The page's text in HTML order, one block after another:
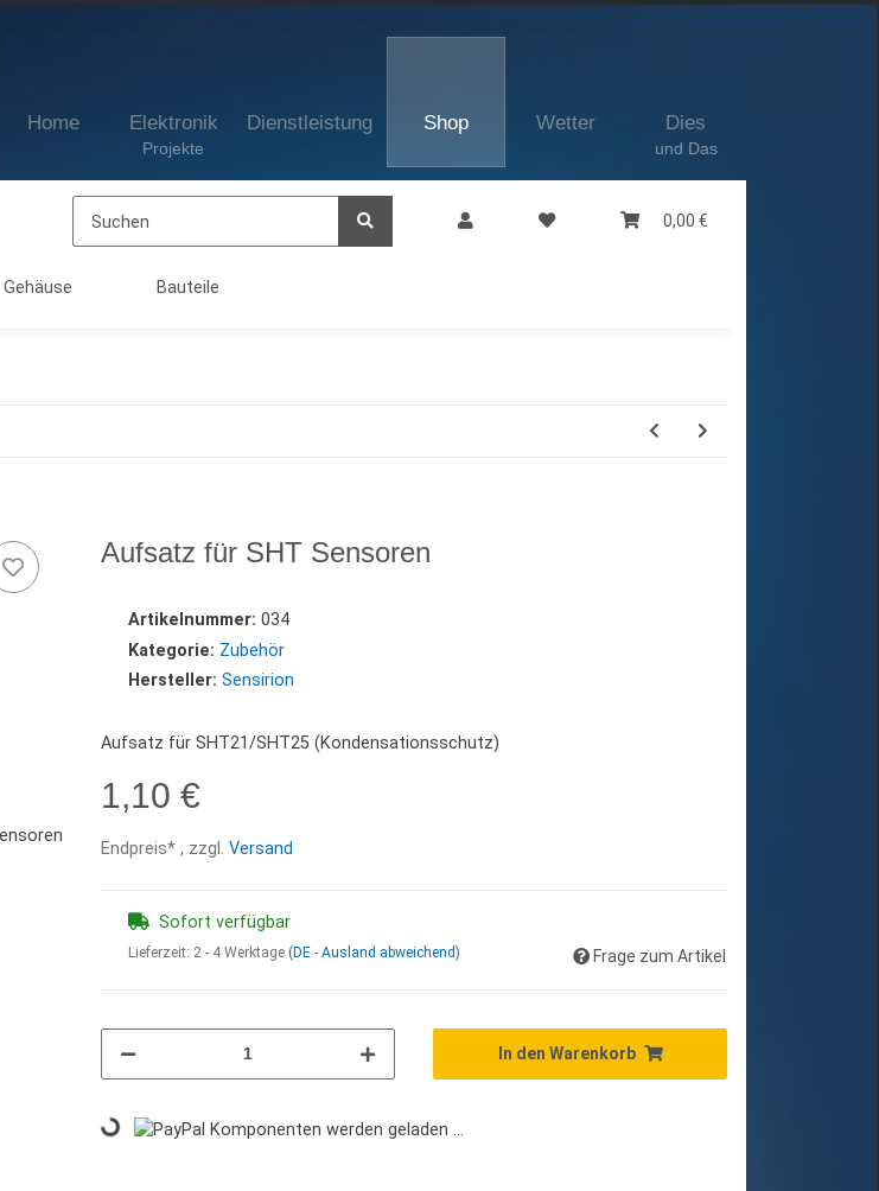
Home Elektronik
Projekte
Dienstleistung Shop Wetter Dies
und Das
0,00 €
Gehäuse Bauteile
Aufsatz für SHT Sensoren
Artikelnummer:034
Kategorie: Zubehör
Hersteller: Sensirion
Aufsatz für SHT21/SHT25 (Kondensationsschutz)
1,10 €
Endpreis* , zzgl. Versand
Sofort verfügbar
Lieferzeit: 2 - 4 Werktage(DE - Ausland abweichend) Frage zum Artikel
In den Warenkorb
Loading... Komponenten werden geladen ...